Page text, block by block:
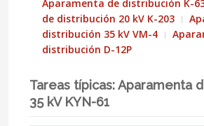
Aparamenta de distribución K-
de distribución 20 kV K-203
distribución 35 kV VM-4
distribución D-12P
Tareas típicas: Aparamenta
35 kV KYN-61